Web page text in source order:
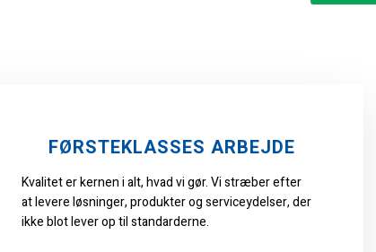
​FØRSTEKLASSES ARBEJDE​​
Kvalitet er kernen i alt, hvad vi gør. Vi stræber efter
at levere løsninger, produkter og serviceydelser, der
ikke blot lever op til standarderne.​​